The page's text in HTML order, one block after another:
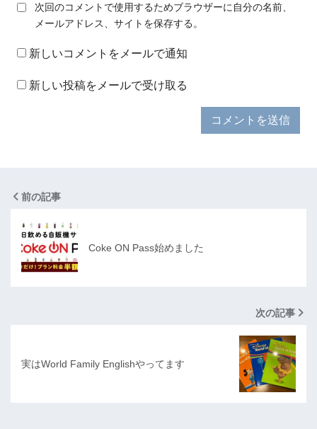
次回のコメントで使用するためブラウザーに自分の名前、
メールアドレス、サイトを保存する。
新しいコメントをメールで通知
新しい投稿をメールで受け取る
前の記事
Coke ON Pass始めました
次の記事
実はWorld Family Englishやってます